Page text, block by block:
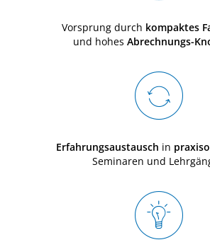
Vorsprung durch kompaktes
und hohes Abrechnungs-
Erfahrungsaustausch in
Seminaren und